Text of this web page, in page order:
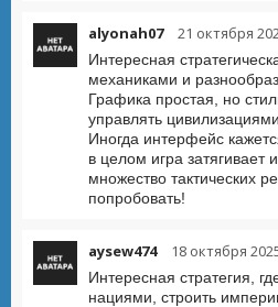
alyonah07 21 октября
Интересная
механиками и
Графика простая, но
управлять
Иногда интерфейс
в целом игра затягивает
множество тактических
попробовать!
aysew474 18 октября
Интересная стратегия,
нациями, строить